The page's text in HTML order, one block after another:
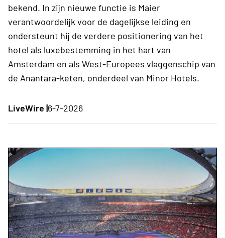
bekend. In zijn nieuwe functie is Maier
verantwoordelijk voor de dagelijkse leiding en
ondersteunt hij de verdere positionering van het
hotel als luxebestemming in het hart van
Amsterdam en als West-Europees vlaggenschip van
de Anantara-keten, onderdeel van Minor Hotels.
LiveWire |6-7-2026